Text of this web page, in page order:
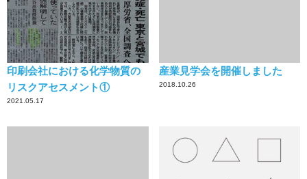
印刷会社における化学物質の
リスクアセスメント①
2021.05.17
産業見学会を開催しました
2018.10.26